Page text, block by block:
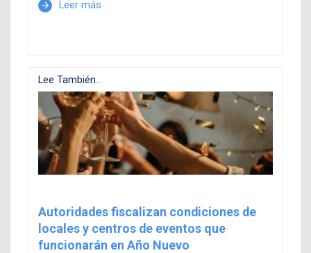
arrow_forward Leer más
Lee También...
Autoridades fiscalizan condiciones de
locales y centros de eventos que
funcionarán en Año Nuevo